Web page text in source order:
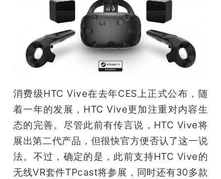
消费级HTC Vive在去年CES上正式公布，随
着一年的发展，HTC Vive更加注重对内容生
态的完善。尽管此前有传言说，HTC Vive将
展出第二代产品，但很快官方便否认了这一说
法。不过，确定的是，此前支持HTC Vive的
无线VR套件TPcast将参展，同时还有30多款